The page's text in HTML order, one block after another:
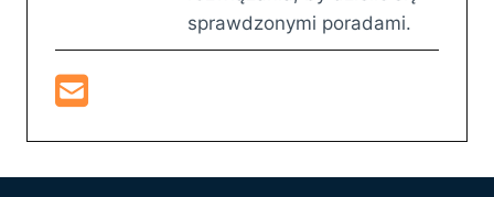
sprawdzonymi poradami.